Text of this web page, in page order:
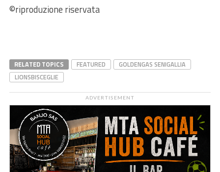
©riproduzione riservata
RELATED TOPICS FEATURED
GOLDENGAS SENIGALLIA
LIONSBISCEGLIE
ADVERTISEMENT